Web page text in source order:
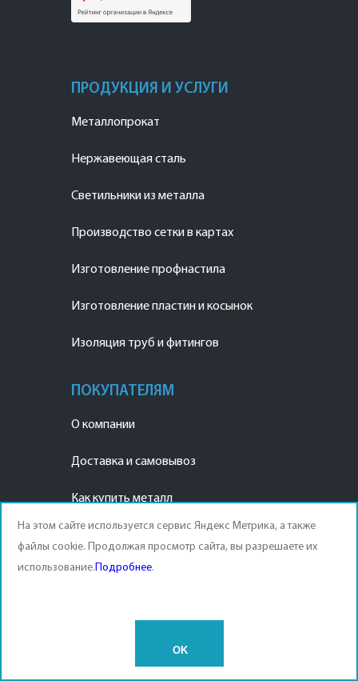
ПРОДУКЦИЯ И УСЛУГИ
Металлопрокат
Нержавеющая сталь
Светильники из металла
Производство сетки в картах
Изготовление профнастила
Изготовление пластин и косынок
Изоляция труб и фитингов
ПОКУПАТЕЛЯМ
О компании
Доставка и самовывоз
Как купить металл
Наши реквизиты
Договор продажи
На этом сайте используется сервис Яндекс Метрика, а также
файлы cookie. Продолжая просмотр сайта, вы разрешаете их
использование.Подробнее.
OK